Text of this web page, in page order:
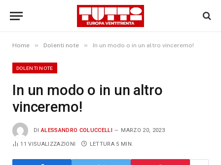
Home » Dolenti note » In un modo o in un altro vinceremo!
DOLENTI NOTE
In un modo o in un altro
vinceremo!
DI ALESSANDRO COLUCCELLI MARZO 20, 2023
11VISUALIZZAZIONI LETTURA 5 MIN.